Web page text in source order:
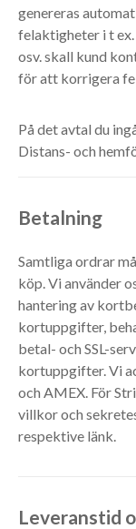
genereras
felaktigheter i t
osv. skall kund
för att korrigera
På det avtal du
Distans- och
Betalning
Samtliga ordrar
köp. Vi använder
hantering av
kortuppgifter,
betal- och SSL-
kortuppgifter. Vi
och AMEX. För
villkor och
respektive länk.
Leveranstid